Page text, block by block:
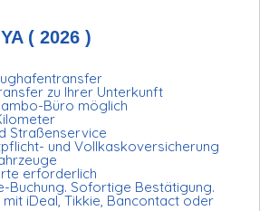
( 2026 )
zu Ihrer Unterkunft
Büro möglich
Straßenservice
und Vollkaskoversicherung
erforderlich
Buchung. Sofortige Bestätigung.
iDeal, Tikkie, Bancontact oder